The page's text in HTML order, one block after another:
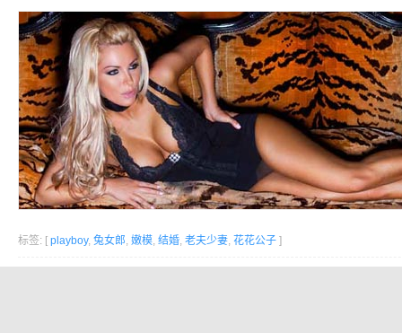
标签: [ playboy, 兔女郎, 嫩模, 结婚, 老夫少妻, 花花公子 ]